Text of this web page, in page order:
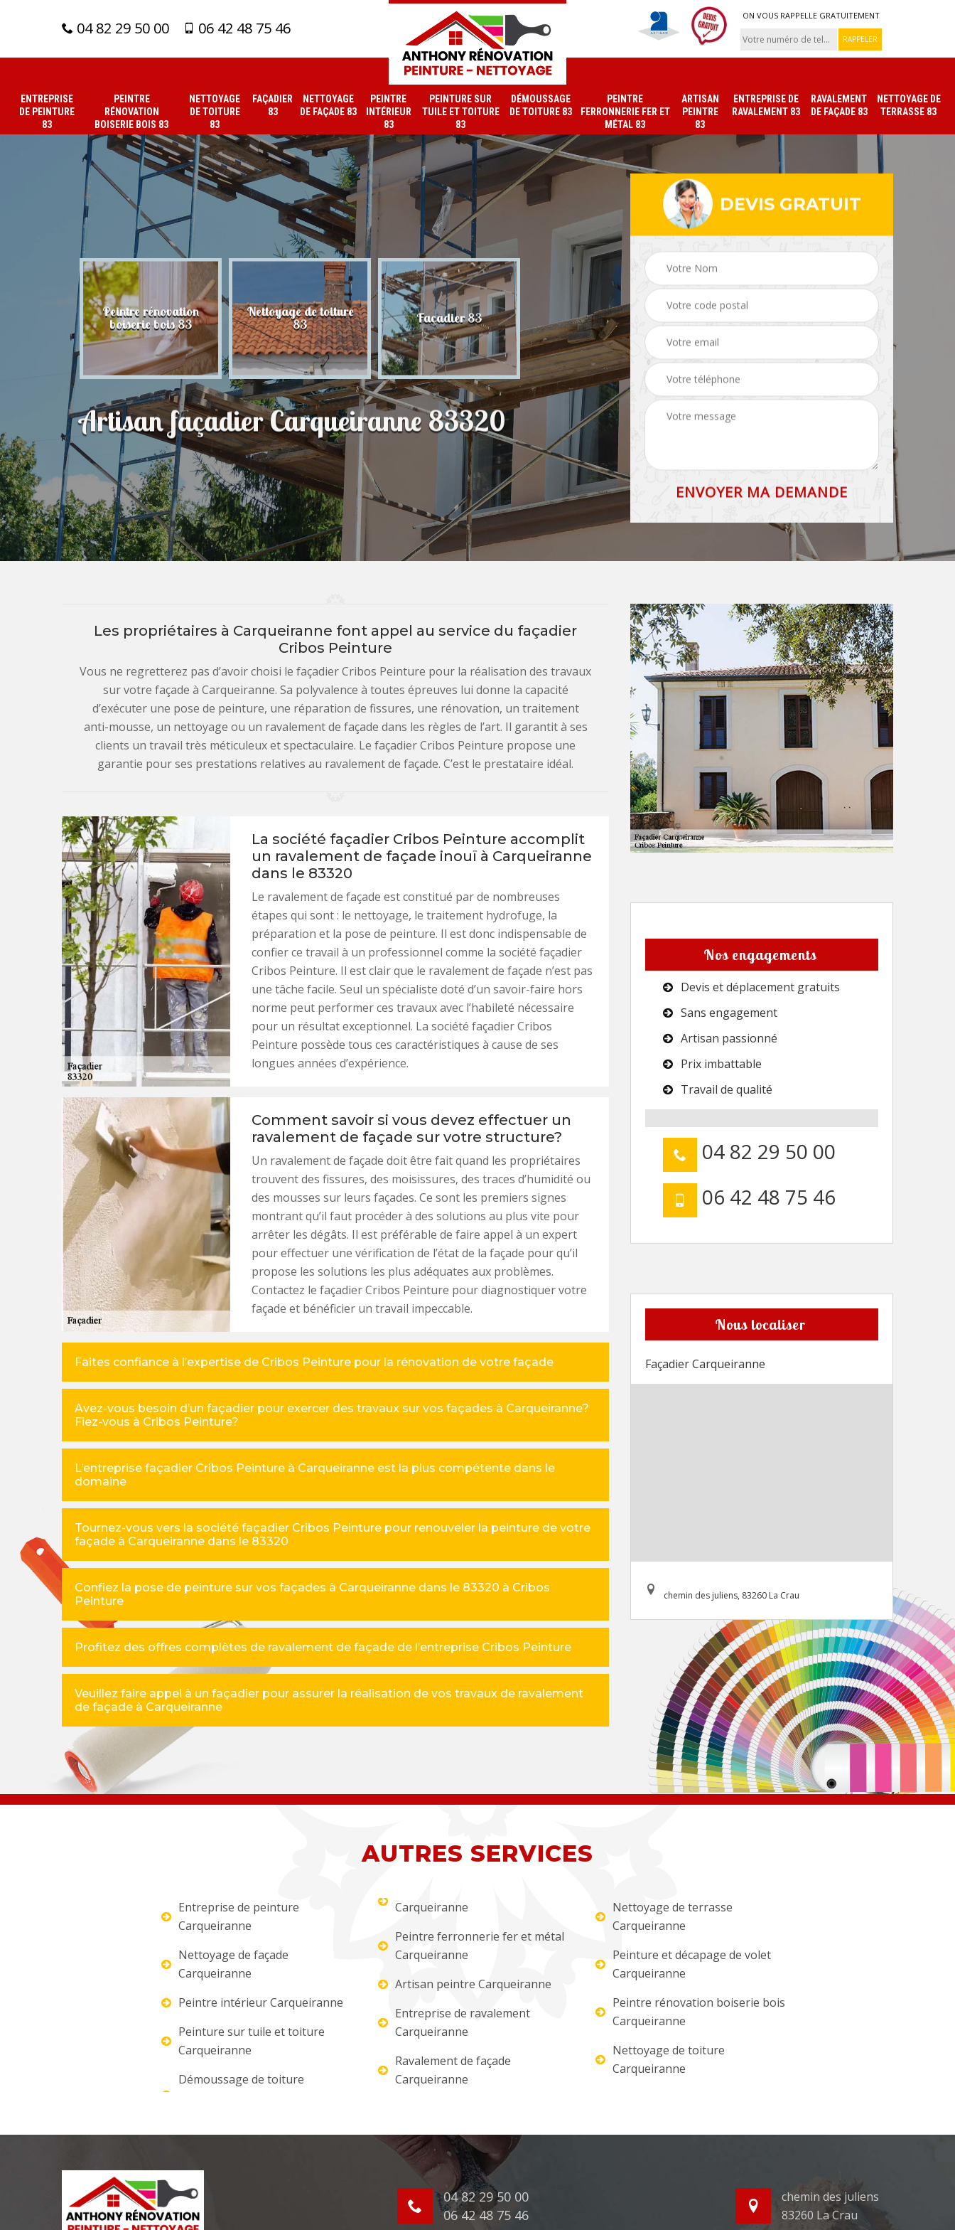
04 82 29 50 00 06 42 48 75 46
ON VOUS RAPPELLE GRATUITEMENT
ENTREPRISE
DE PEINTURE
83
PEINTRE
RÉNOVATION
BOISERIE BOIS 83
NETTOYAGE
DE TOITURE
83
FAÇADIER
83
NETTOYAGE
DE FAÇADE 83
PEINTRE
INTÉRIEUR
83
PEINTURE SUR
TUILE ET TOITURE
83
DÉMOUSSAGE
DE TOITURE 83
PEINTRE
FERRONNERIE FER ET
MÉTAL 83
ARTISAN
PEINTRE
83
ENTREPRISE DE
RAVALEMENT 83
RAVALEMENT
DE FAÇADE 83
NETTOYAGE DE
TERRASSE 83
Peintre rénovation
boiserie bois 83
Nettoyage de toiture
83 Façadier 83 Nettoyage de façade
83 Peintre intérieur 83 Peinture sur tuile et
Artisan façadier Carqueiranne 83320
DEVIS GRATUIT
Les propriétaires à Carqueiranne font appel au service du façadier
Cribos Peinture
Vous ne regretterez pas d’avoir choisi le façadier Cribos Peinture pour la réalisation des travaux
sur votre façade à Carqueiranne. Sa polyvalence à toutes épreuves lui donne la capacité
d’exécuter une pose de peinture, une réparation de fissures, une rénovation, un traitement
anti-mousse, un nettoyage ou un ravalement de façade dans les règles de l’art. Il garantit à ses
clients un travail très méticuleux et spectaculaire. Le façadier Cribos Peinture propose une
garantie pour ses prestations relatives au ravalement de façade. C’est le prestataire idéal.
La société façadier Cribos Peinture accomplit
un ravalement de façade inouï à Carqueiranne
dans le 83320
Le ravalement de façade est constitué par de nombreuses
étapes qui sont : le nettoyage, le traitement hydrofuge, la
préparation et la pose de peinture. Il est donc indispensable de
confier ce travail à un professionnel comme la société façadier
Cribos Peinture. Il est clair que le ravalement de façade n’est pas
une tâche facile. Seul un spécialiste doté d’un savoir-faire hors
norme peut performer ces travaux avec l’habileté nécessaire
pour un résultat exceptionnel. La société façadier Cribos
Peinture possède tous ces caractéristiques à cause de ses
longues années d’expérience.
Comment savoir si vous devez effectuer un
ravalement de façade sur votre structure?
Un ravalement de façade doit être fait quand les propriétaires
trouvent des fissures, des moisissures, des traces d’humidité ou
des mousses sur leurs façades. Ce sont les premiers signes
montrant qu’il faut procéder à des solutions au plus vite pour
arrêter les dégâts. Il est préférable de faire appel à un expert
pour effectuer une vérification de l’état de la façade pour qu’il
propose les solutions les plus adéquates aux problèmes.
Contactez le façadier Cribos Peinture pour diagnostiquer votre
façade et bénéficier un travail impeccable.
Faites confiance à l’expertise de Cribos Peinture pour la rénovation de votre façade
Avez-vous besoin d’un façadier pour exercer des travaux sur vos façades à Carqueiranne?
Fiez-vous à Cribos Peinture?
L’entreprise façadier Cribos Peinture à Carqueiranne est la plus compétente dans le
domaine
Tournez-vous vers la société façadier Cribos Peinture pour renouveler la peinture de votre
façade à Carqueiranne dans le 83320
Confiez la pose de peinture sur vos façades à Carqueiranne dans le 83320 à Cribos
Peinture
Profitez des offres complètes de ravalement de façade de l’entreprise Cribos Peinture
Veuillez faire appel à un façadier pour assurer la réalisation de vos travaux de ravalement
de façade à Carqueiranne
Nos engagements
Devis et déplacement gratuits
Sans engagement
Artisan passionné
Prix imbattable
Travail de qualité
04 82 29 50 00
06 42 48 75 46
Nous localiser
Façadier Carqueiranne
chemin des juliens, 83260 La Crau
AUTRES SERVICES
Entreprise de peinture
Carqueiranne
Nettoyage de façade
Carqueiranne
Peintre intérieur Carqueiranne
Peinture sur tuile et toiture
Carqueiranne
Démoussage de toiture
Carqueiranne
Peintre ferronnerie fer et métal
Carqueiranne
Artisan peintre Carqueiranne
Entreprise de ravalement
Carqueiranne
Ravalement de façade
Carqueiranne
Nettoyage de terrasse
Carqueiranne
Peinture et décapage de volet
Carqueiranne
Peintre rénovation boiserie bois
Carqueiranne
Nettoyage de toiture
Carqueiranne
04 82 29 50 00
06 42 48 75 46
chemin des juliens
83260 La Crau